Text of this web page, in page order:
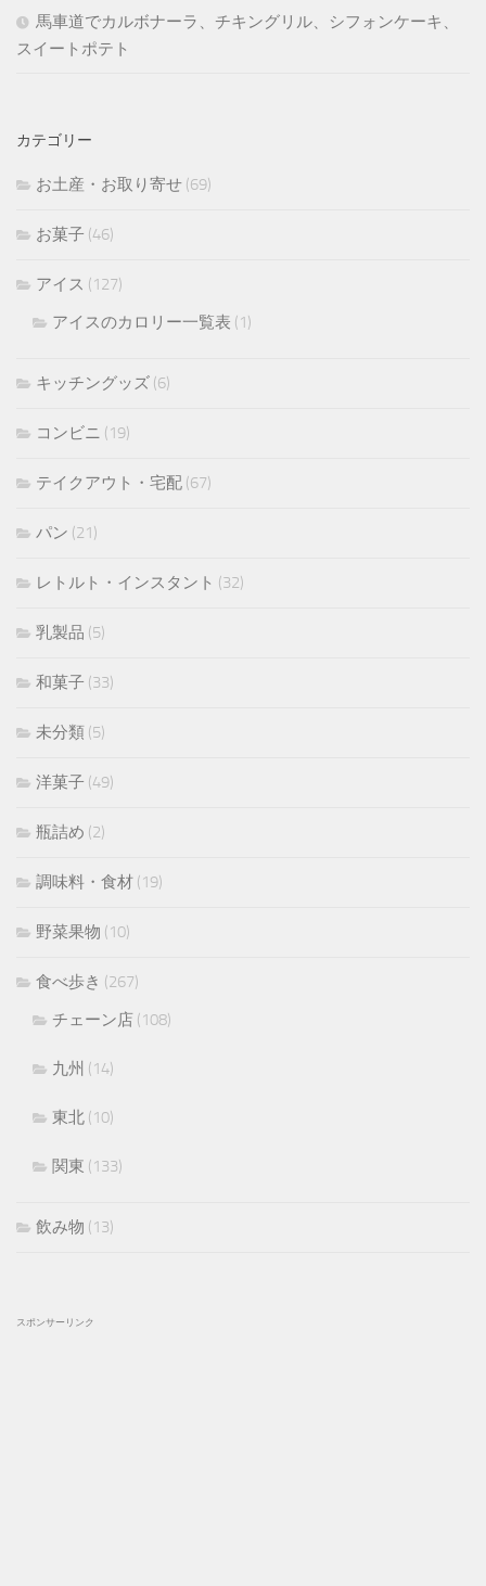
馬車道でカルボナーラ、チキングリル、シフォンケーキ、
スイートポテト
カテゴリー
お土産・お取り寄せ (69)
お菓子 (46)
アイス (127)
アイスのカロリー一覧表 (1)
キッチングッズ (6)
コンビニ (19)
テイクアウト・宅配 (67)
パン (21)
レトルト・インスタント (32)
乳製品 (5)
和菓子 (33)
未分類 (5)
洋菓子 (49)
瓶詰め (2)
調味料・食材 (19)
野菜果物 (10)
食べ歩き (267)
チェーン店 (108)
九州 (14)
東北 (10)
関東 (133)
飲み物 (13)
スポンサーリンク